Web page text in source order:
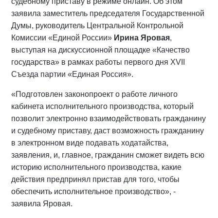
заявила заместитель председателя Государственной
Думы, руководитель Центральной Контрольной
Комиссии «Единой России» Ирина Яровая,
выступая на дискуссионной площадке «Качество
государства» в рамках работы первого дня XVII
Съезда партии «Единая Россия».
«Подготовлен законопроект о работе личного
кабинета исполнительного производства, который
позволит электронно взаимодействовать гражданину
и судебному приставу, даст возможность гражданину
в электронном виде подавать ходатайства,
заявления, и, главное, гражданин сможет видеть всю
историю исполнительного производства, какие
действия предпринял пристав для того, чтобы
обеспечить исполнительное производство», -
заявила Яровая.